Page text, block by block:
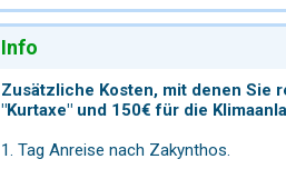
Info
Zusätzliche Kosten, mit denen Sie
"Kurtaxe" und 150€ für die
1. Tag Anreise nach Zakynthos.